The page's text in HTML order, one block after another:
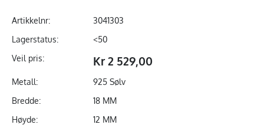
Artikkelnr:
3041303
Lagerstatus:
<50
Veil pris:
Kr 2 529,00
Metall:
925 Sølv
Bredde:
18 MM
Høyde:
12 MM